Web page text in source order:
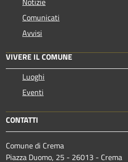
Comunicati
Avvisi
VIVERE IL COMUNE
Luoghi
Eventi
CONTATTI
Comune di Crema
Piazza Duomo, 25 - 26013 - Crema